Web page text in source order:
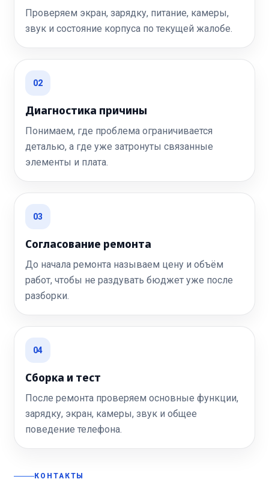
Проверяем экран, зарядку, питание, камеры,
звук и состояние корпуса по текущей жалобе.
02
Диагностика причины
Понимаем, где проблема ограничивается
деталью, а где уже затронуты связанные
элементы и плата.
03
Согласование ремонта
До начала ремонта называем цену и объём
работ, чтобы не раздувать бюджет уже после
разборки.
04
Сборка и тест
После ремонта проверяем основные функции,
зарядку, экран, камеры, звук и общее
поведение телефона.
КОНТАКТЫ